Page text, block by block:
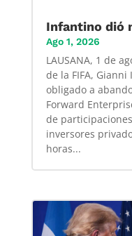
Infantino dió
Ago 1, 2026
LAUSANA, 1 de
de la FIFA,
obligado a
Forward
de
inversores
horas...